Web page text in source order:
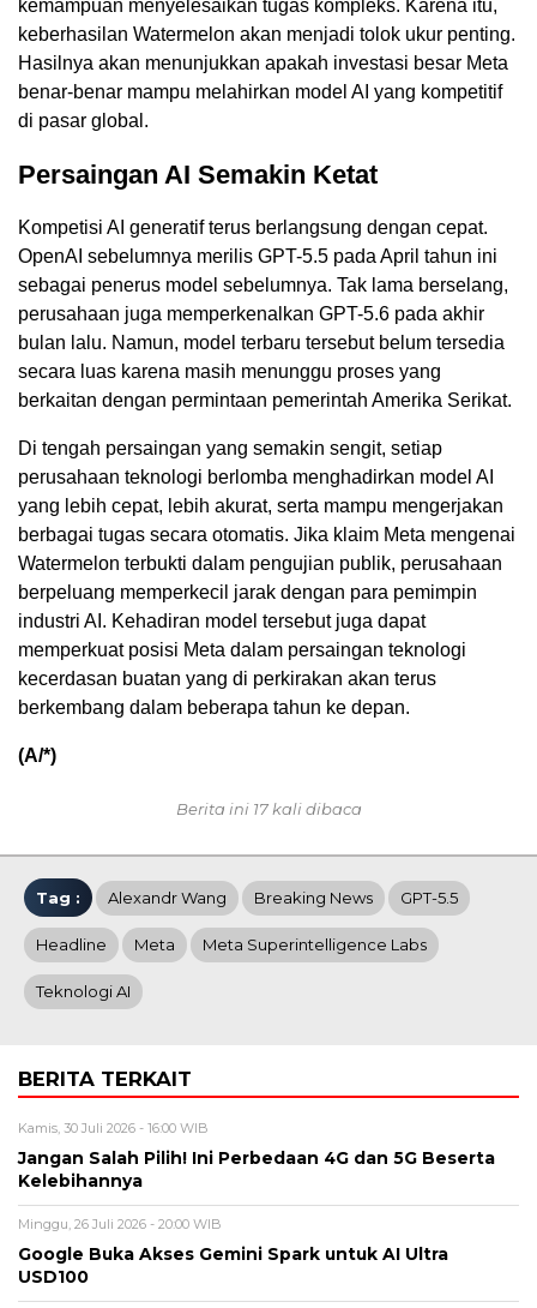
kemampuan menyelesaikan tugas kompleks. Karena itu,
keberhasilan Watermelon akan menjadi tolok ukur penting.
Hasilnya akan menunjukkan apakah investasi besar Meta
benar-benar mampu melahirkan model AI yang kompetitif
di pasar global.
Persaingan AI Semakin Ketat
Kompetisi AI generatif terus berlangsung dengan cepat.
OpenAI sebelumnya merilis GPT-5.5 pada April tahun ini
sebagai penerus model sebelumnya. Tak lama berselang,
perusahaan juga memperkenalkan GPT-5.6 pada akhir
bulan lalu. Namun, model terbaru tersebut belum tersedia
secara luas karena masih menunggu proses yang
berkaitan dengan permintaan pemerintah Amerika Serikat.
Di tengah persaingan yang semakin sengit, setiap
perusahaan teknologi berlomba menghadirkan model AI
yang lebih cepat, lebih akurat, serta mampu mengerjakan
berbagai tugas secara otomatis. Jika klaim Meta mengenai
Watermelon terbukti dalam pengujian publik, perusahaan
berpeluang memperkecil jarak dengan para pemimpin
industri AI. Kehadiran model tersebut juga dapat
memperkuat posisi Meta dalam persaingan teknologi
kecerdasan buatan yang di perkirakan akan terus
berkembang dalam beberapa tahun ke depan.
(A/*)
Berita ini 17 kali dibaca
Tag : Alexandr Wang Breaking News GPT-5.5
Headline Meta Meta Superintelligence Labs
Teknologi AI
BERITA TERKAIT
Kamis, 30 Juli 2026 - 16:00 WIB
Jangan Salah Pilih! Ini Perbedaan 4G dan 5G Beserta
Kelebihannya
Minggu, 26 Juli 2026 - 20:00 WIB
Google Buka Akses Gemini Spark untuk AI Ultra
USD100